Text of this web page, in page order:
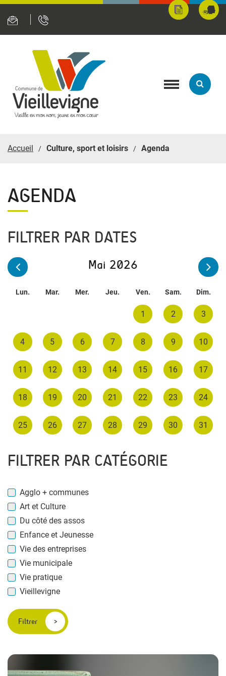
Mes
démarches
Toggle
Accueil Culture, sport et loisirs Agenda
AGENDA
FILTRER PAR DATES
Mai 2026
Lun. Mar. Mer. Jeu. Ven. Sam. Dim.
1 2 3
4 5 6 7 8 9 10
11 12 13 14 15 16 17
18 19 20 21 22 23 24
25 26 27 28 29 30 31
FILTRER PAR CATÉGORIE
Agglo + communes
Art et Culture
Du côté des assos
Enfance et Jeunesse
Vie des entreprises
Vie municipale
Vie pratique
Vieillevigne
Filtrer
Panneau de gestion des cookies